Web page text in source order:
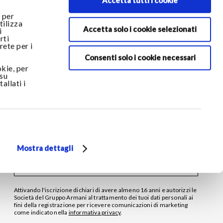
per
per i
per
i
Mostra dettagli
Accetta solo i cookie selezionati
Consenti solo i cookie necessari
RESTA IN CONTATTO
Rimani aggiornato sulle novità del mondo Armani/Dolci e
scopri tutte le promozioni esclusive.
*Campi obbligatori
Attivando l'iscrizione dichiari di avere almeno 16 anni e autorizzi le
Società del Gruppo Armani al trattamento dei tuoi dati personali ai
fini della registrazione per ricevere comunicazioni di marketing
come indicato nella informativa privacy‎.